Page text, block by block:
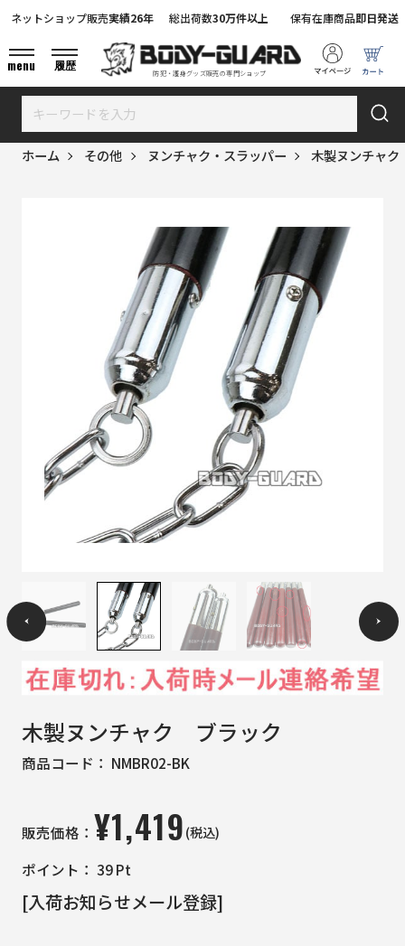
防犯・護身グッズ販売の専門ショップ
ネットショップ販売実績26年 総出荷数30万件以上 保有在庫商品即日発送
menu 履歴
ホーム その他 ヌンチャク・スラッパー 木製ヌンチャク
木製ヌンチャク ブラック
商品コード： NMBR02-BK
販売価格： ¥1,419(税込)
ポイント： 39Pt
[入荷お知らせメール登録]